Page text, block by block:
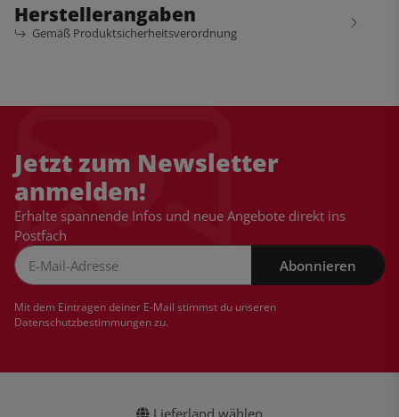
Herstellerangaben
Gemäß Produktsicherheitsverordnung
Jetzt zum Newsletter
anmelden!
Erhalte spannende Infos und neue Angebote direkt ins
Postfach
Abonnieren
Mit dem Eintragen deiner E-Mail stimmst du unseren
Datenschutzbestimmungenzu.